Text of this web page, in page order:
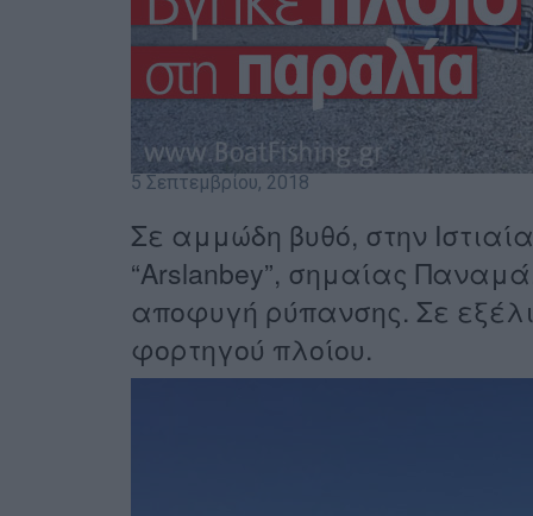
5 Σεπτεμβρίου, 2018
Σε αμμώδη βυθό, στην
“Arslanbey”, σημαίας
αποφυγή ρύπανσης. Σε
φορτηγού πλοίου.